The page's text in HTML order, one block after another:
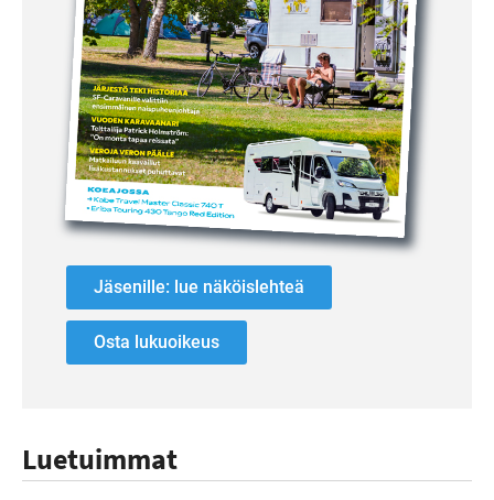
Jäsenille: lue näköislehteä
Osta lukuoikeus
Luetuimmat